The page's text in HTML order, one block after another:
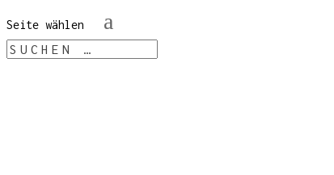
Seite wählen